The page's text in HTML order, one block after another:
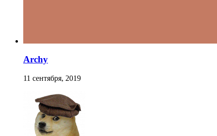
Archy
11 сентября, 2019